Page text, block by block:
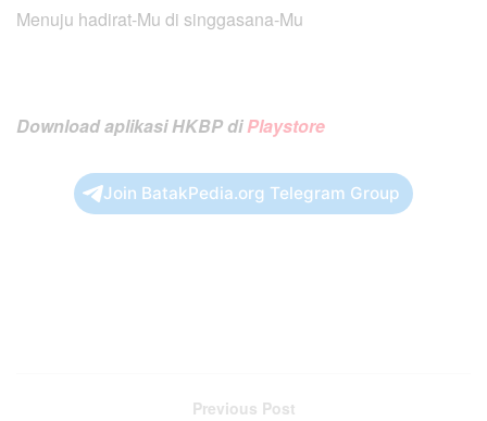
Menuju hadirat-Mu di singgasana-Mu
Download aplikasi HKBP diPlaystore
Join BatakPedia.org Telegram Group
Previous Post